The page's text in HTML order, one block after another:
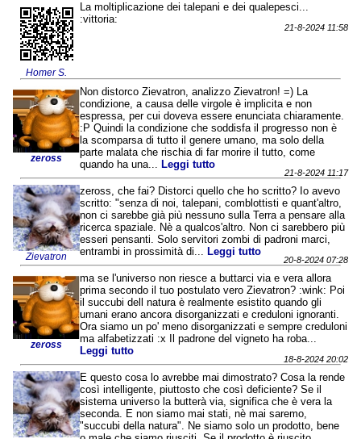
Homer S.
La moltiplicazione dei talepani e dei qualepesci...
:vittoria:
21-8-2024 11:58
zeross
Non distorco Zievatron, analizzo Zievatron! =) La
condizione, a causa delle virgole è implicita e non
espressa, per cui doveva essere enunciata chiaramente.
:P Quindi la condizione che soddisfa il progresso non è
la scomparsa di tutto il genere umano, ma solo della
parte malata che rischia di far morire il tutto, come
quando ha una... Leggi tutto
21-8-2024 11:17
Zievatron
zeross, che fai? Distorci quello che ho scritto? Io avevo
scritto: "senza di noi, talepani, comblottisti e quant'altro,
non ci sarebbe già più nessuno sulla Terra a pensare alla
ricerca spaziale. Nè a qualcos'altro. Non ci sarebbero più
esseri pensanti. Solo servitori zombi di padroni marci,
entrambi in prossimità di... Leggi tutto
20-8-2024 07:28
zeross
ma se l'universo non riesce a buttarci via e vera allora
prima secondo il tuo postulato vero Zievatron? :wink: Poi
il succubi dell natura è realmente esistito quando gli
umani erano ancora disorganizzati e creduloni ignoranti.
Ora siamo un po' meno disorganizzati e sempre creduloni
ma alfabetizzati :x Il padrone del vigneto ha roba...
Leggi tutto
18-8-2024 20:02
E questo cosa lo avrebbe mai dimostrato? Cosa la rende
così intelligente, piuttosto che così deficiente? Se il
sistema universo la butterà via, significa che è vera la
seconda. E non siamo mai stati, nè mai saremo,
"succubi della natura". Ne siamo solo un prodotto, bene